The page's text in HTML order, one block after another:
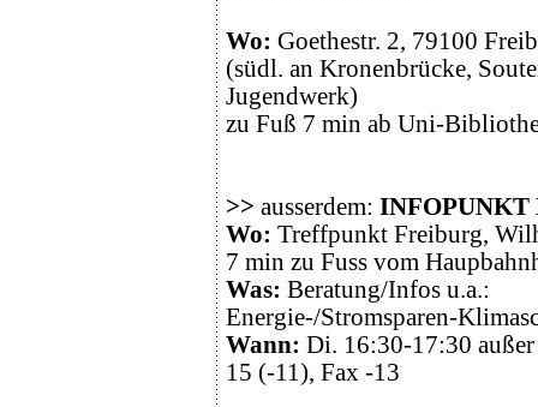
Wo: Goethestr. 2, 79100
(südl. an Kronenbrücke,
Jugendwerk)
zu Fuß 7 min ab Uni-
>> ausserdem: INFOPUNKT
Wo: Treffpunkt Freiburg,
7 min zu Fuss vom
Was: Beratung/Infos u.a.:
Energie-/Stromsparen-
Wann: Di. 16:30-17:30
15 (-11), Fax -13